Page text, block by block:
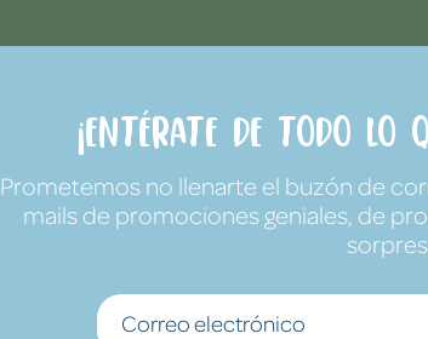
¡Entérate de todo lo
Prometemos no llenarte el buzón de
mails de promociones geniales, de